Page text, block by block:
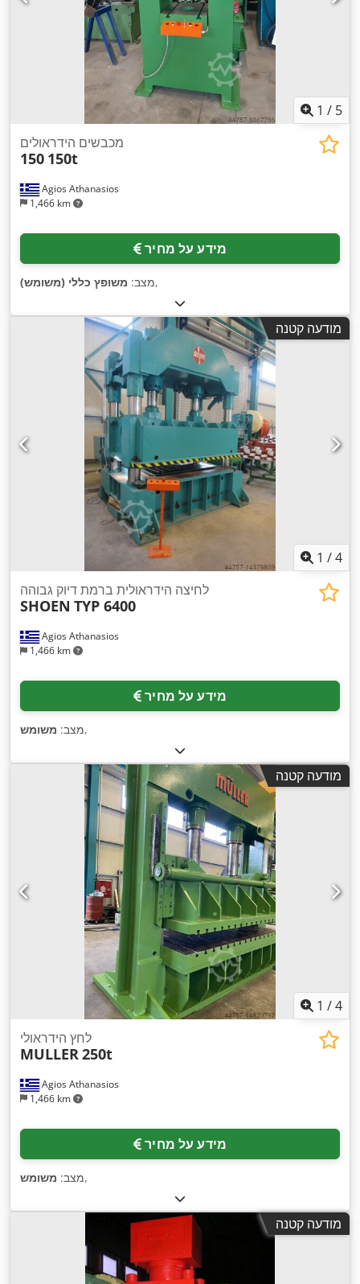
1 / 5
Agios Athanasios
1,466 km
מכבשים הידראולים
150 150t
מידע על מחיר
מצב: משופץ כללי (משומש) ,
מודעה קטנה
1 /4
Agios Athanasios
1,466 km
לחיצה הידראולית ברמת דיוק גבוהה
SHOEN TYP 6400
מידע על מחיר
מצב: משומש ,
מודעה קטנה
1 /4
Agios Athanasios
1,466 km
לחץ הידראולי
MULLER250t
מידע על מחיר
מצב: משומש ,
מודעה קטנה